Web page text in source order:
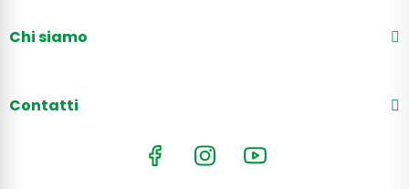
Chi siamo
Contatti